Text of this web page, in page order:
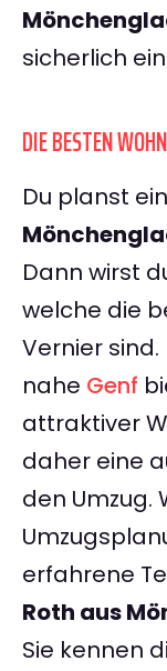
sicherlich
DIE BESTEN
Du planst
Dann wirst
welche die
Vernier
nahe Genf
attraktiver
daher eine
den Umzug.
erfahrene
Roth aus
Sie kennen